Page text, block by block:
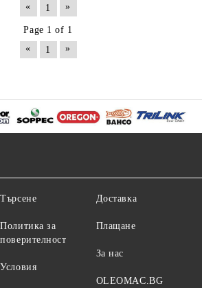
« 1 »
Page 1 of 1
«
1 »
Търсене
Политика за
поверителност
Условия
Доставка
Плащане
За нас
OLEOMAC.BG